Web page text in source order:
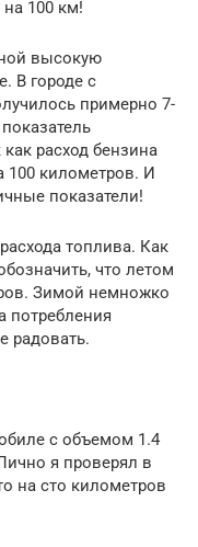
100 км!
высокую
В городе с
примерно 7-
расход бензина
100 километров. И
показатели!
топлива. Как
что летом
Зимой немножко
потребления
радовать.
с объемом 1.4
я проверял в
на сто километров